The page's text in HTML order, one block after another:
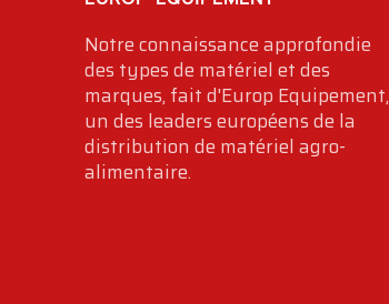
Notre connaissance approfondie
des types de matériel et des
marques, fait d'Europ Equipement,
un des leaders européens de la
distribution de matériel agro-
alimentaire.